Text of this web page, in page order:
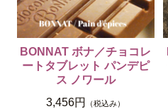
BONNAT ボナ／チョコレ
ートタブレット パンデピ
ス ノワール
3,456円
（税込み）